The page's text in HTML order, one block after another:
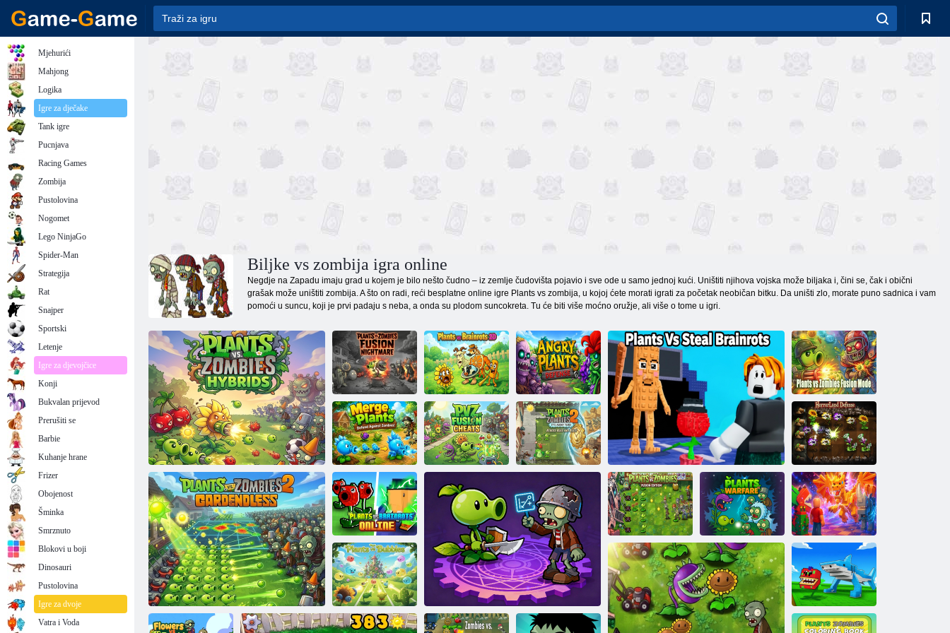
Biljke vs zombija igra online
Negdje na Zapadu imaju grad u kojem je bilo nešto čudno – iz zemlje čudovišta pojavio i sve ode u samo jednoj kući. Uništiti njihova vojska može biljaka i, čini se, čak i obični
grašak može uništiti zombija. A što on radi, reći besplatne online igre Plants vs zombija, u kojoj ćete morati igrati za početak neobičan bitku. Da uništi zlo, morate puno sadnica i vam
pomoći u suncu, koji je prvi padaju s neba, a onda su plodom suncokreta. Tu će biti više moćno oružje, ali više o tome u igri.
Biljke protiv zombija Hibridi
Plants vs.
Zombies Fusion
Nightmare
Biljke protiv
Brainrot 2D
Zaštita zlih
biljaka
Biljke protiv mema
Način spajanja
Plants vs
Zombies
Spajanje biljaka
– obrana od
zombija
Biljke protiv
zombija: Fuzija
Biljke protiv
zombija 2:
Vrijeme je
Obrana zemlje
užasa
Biljka protiv
Brainrotha
online
Biljke protiv
zombija: Fusion
izdanje
Biljni rat
Biljke protiv
zombija
Brainroth
Mjehurići
Mahjong
Logika
Igre za dječake
Tank igre
Pucnjava
Racing Games
Zombija
Pustolovina
Nogomet
Lego NinjaGo
Spider-Man
Strategija
Rat
Snajper
Sportski
Letenje
Igre za djevojčice
Konji
Bukvalan prijevod
Prerušiti se
Barbie
Kuhanje hrane
Frizer
Obojenost
Šminka
Smrznuto
Blokovi u boji
Dinosauri
Pustolovina
Igre za dvoje
Vatra i Voda